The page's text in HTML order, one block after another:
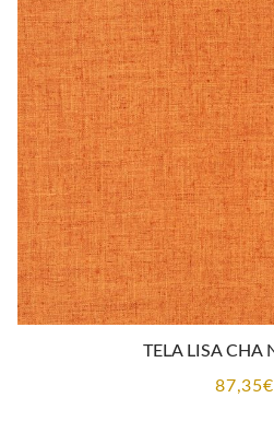
TELA LISA CHA
87,35€